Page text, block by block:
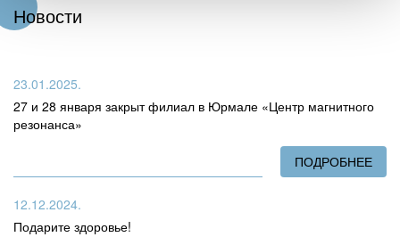
Новости
23.01.2025.
27 и 28 января закрыт филиал в Юрмале «Центр магнитного
резонанса»
ПОДРОБНЕЕ
12.12.2024.
Подарите здоровье!